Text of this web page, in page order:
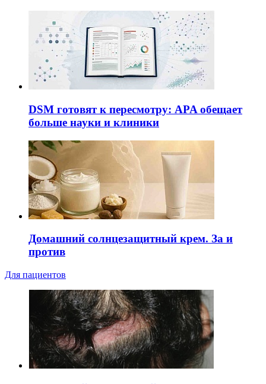
DSM готовят к пересмотру: APA обещает
больше науки и клиники
Домашний солнцезащитный крем. За и
против
Для пациентов